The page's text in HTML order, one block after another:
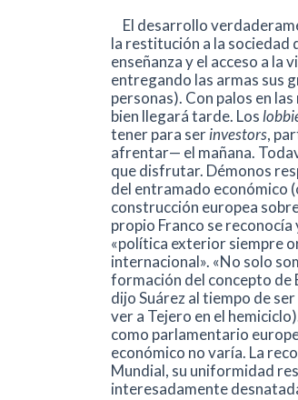
El desarrollo
la restitución a la sociedad
enseñanza y el acceso a
entregando las armas sus
personas). Con palos en
bien llegará tarde. Los
tener para serinvestors,
afrentar— el mañana.
que disfrutar. Démonos
del entramado económico
construcción europea
propio Franco se
«política exterior siempre
internacional». «No solo
formación del concepto de
dijo Suárez al tiempo de
ver a Tejero en el
como parlamentario
económico no varía. La
Mundial, su uniformidad
interesadamente